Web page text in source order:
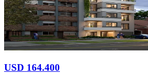
USD 164.400